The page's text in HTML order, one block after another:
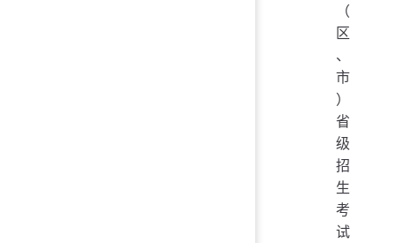
（
区
、
市
）
省
级
招
生
考
试